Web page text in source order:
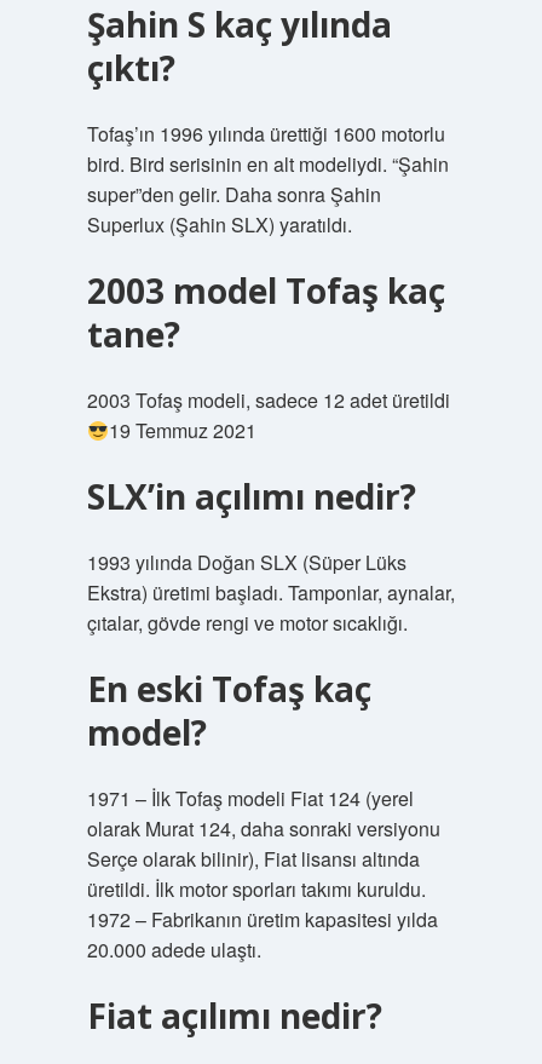
Şahin S kaç yılında
çıktı?
Tofaş’ın 1996 yılında ürettiği 1600 motorlu
bird. Bird serisinin en alt modeliydi. “Şahin
super”den gelir. Daha sonra Şahin
Superlux (Şahin SLX) yaratıldı.
2003 model Tofaş kaç
tane?
2003 Tofaş modeli, sadece 12 adet üretildi
19 Temmuz 2021
SLX’in açılımı nedir?
1993 yılında Doğan SLX (Süper Lüks
Ekstra) üretimi başladı. Tamponlar, aynalar,
çıtalar, gövde rengi ve motor sıcaklığı.
En eski Tofaş kaç
model?
1971 – İlk Tofaş modeli Fiat 124 (yerel
olarak Murat 124, daha sonraki versiyonu
Serçe olarak bilinir), Fiat lisansı altında
üretildi. İlk motor sporları takımı kuruldu.
1972 – Fabrikanın üretim kapasitesi yılda
20.000 adede ulaştı.
Fiat açılımı nedir?